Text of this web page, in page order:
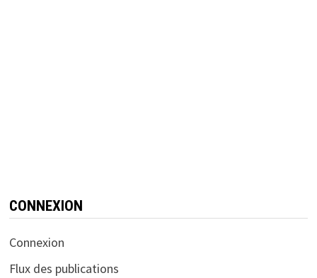
CONNEXION
Connexion
Flux des publications